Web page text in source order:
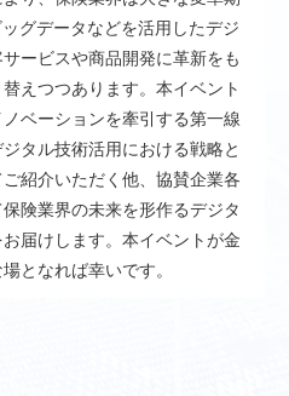
グデータなどを活用したデジ
ービスや商品開発に革新をも
えつつあります。本イベント
ベーションを牽引する第一線
タル技術活用における戦略と
紹介いただく他、協賛企業各
険業界の未来を形作るデジタ
届けします。本イベントが金
となれば幸いです。